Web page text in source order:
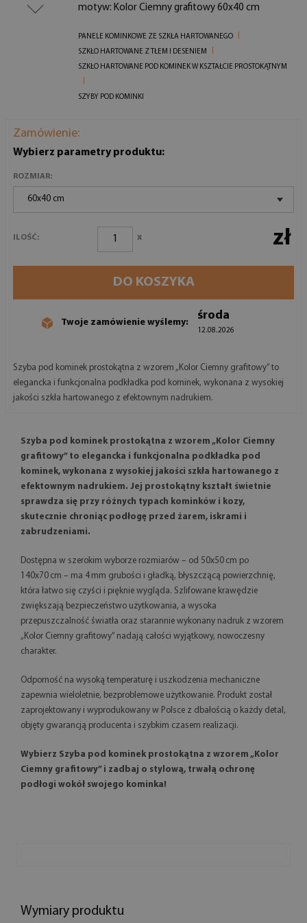
motyw: Kolor Ciemny grafitowy 60x40 cm
PANELE KOMINKOWE ZE SZKŁA HARTOWANEGO
SZKŁO HARTOWANE Z TŁEM I DESENIEM
SZKŁO HARTOWANE POD KOMINEK W KSZTAŁCIE PROSTOKĄTNYM
SZYBY POD KOMINKI
Zamówienie:
Wybierz parametry produktu:
ROZMIAR:
60x40 cm
ILOŚĆ: x zł
DO KOSZYKA
Twoje zamówienie wyślemy:
środa
12.08.2026
Szyba pod kominek prostokątna z wzorem „Kolor Ciemny grafitowy” to
elegancka i funkcjonalna podkładka pod kominek, wykonana z wysokiej
jakości szkła hartowanego z efektownym nadrukiem.
Szyba pod kominek prostokątna z wzorem „Kolor Ciemny
grafitowy” to elegancka i funkcjonalna podkładka pod
kominek, wykonana z wysokiej jakości szkła hartowanego z
efektownym nadrukiem. Jej prostokątny kształt świetnie
sprawdza się przy różnych typach kominków i kozy,
skutecznie chroniąc podłogę przed żarem, iskrami i
zabrudzeniami.
Dostępna w szerokim wyborze rozmiarów – od 50x50 cm po
140x70 cm – ma 4 mm grubości i gładką, błyszczącą powierzchnię,
która łatwo się czyści i pięknie wygląda. Szlifowane krawędzie
zwiększają bezpieczeństwo użytkowania, a wysoka
przepuszczalność światła oraz starannie wykonany nadruk z wzorem
„Kolor Ciemny grafitowy” nadają całości wyjątkowy, nowoczesny
charakter.
Odporność na wysoką temperaturę i uszkodzenia mechaniczne
zapewnia wieloletnie, bezproblemowe użytkowanie. Produkt został
zaprojektowany i wyprodukowany w Polsce z dbałością o każdy detal,
objęty gwarancją producenta i szybkim czasem realizacji.
Wybierz Szyba pod kominek prostokątna z wzorem „Kolor
Ciemny grafitowy” i zadbaj o stylową, trwałą ochronę
podłogi wokół swojego kominka!
Wymiary produktu